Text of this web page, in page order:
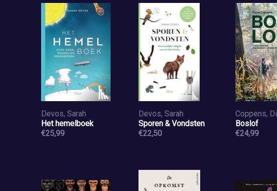
Devos, Sarah
Het hemelboek
€25,99
Devos, Sarah
Sporen & Vondsten
€22,50
Coppens,
Boslof
€24,99